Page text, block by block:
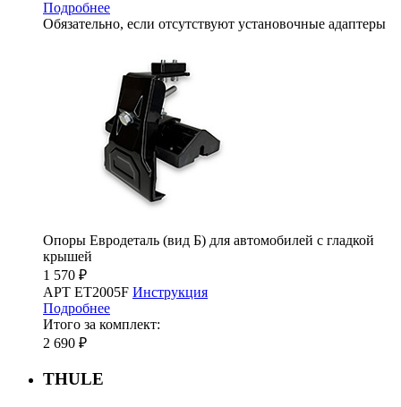
Подробнее
Обязательно, если отсутствуют установочные адаптеры
Опоры Евродеталь (вид Б) для автомобилей с гладкой
крышей
1 570 ₽
АРТ ET2005F Инструкция
Подробнее
Итого за комплект:
2 690 ₽
THULE